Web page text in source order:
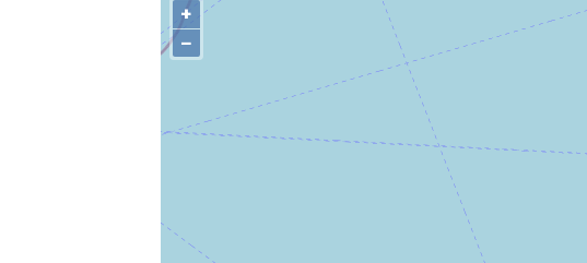
+
−